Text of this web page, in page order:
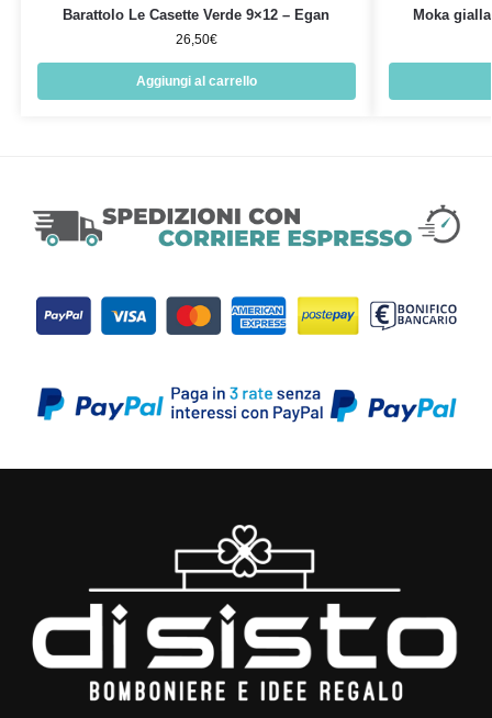
Barattolo Le Casette Verde 9×12 – Egan
26,50€
Aggiungi al carrello
Moka